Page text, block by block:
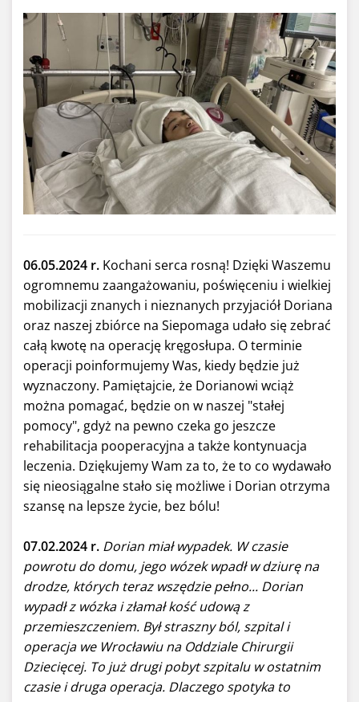
06.05.2024 r. Kochani serca rosną! Dzięki Waszemu
ogromnemu zaangażowaniu, poświęceniu i wielkiej
mobilizacji znanych i nieznanych przyjaciół Doriana
oraz naszej zbiórce na Siepomaga udało się zebrać
całą kwotę na operację kręgosłupa. O terminie
operacji poinformujemy Was, kiedy będzie już
wyznaczony. Pamiętajcie, że Dorianowi wciąż
można pomagać, będzie on w naszej "stałej
pomocy", gdyż na pewno czeka go jeszcze
rehabilitacja pooperacyjna a także kontynuacja
leczenia. Dziękujemy Wam za to, że to co wydawało
się nieosiągalne stało się możliwe i Dorian otrzyma
szansę na lepsze życie, bez bólu!
07.02.2024 r. Dorian miał wypadek. W czasie
powrotu do domu, jego wózek wpadł w dziurę na
drodze, których teraz wszędzie pełno... Dorian
wypadł z wózka i złamał kość udową z
przemieszczeniem. Był straszny ból, szpital i
operacja we Wrocławiu na Oddziale Chirurgii
Dziecięcej. To już drugi pobyt szpitalu w ostatnim
czasie i druga operacja. Dlaczego spotyka to